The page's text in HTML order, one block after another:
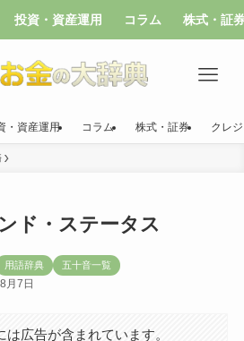
投資・資産運用 コラム 株式・証
・資産運用 コラム 株式・証券 クレ
ド・ステータス
用語辞典 五十音一覧
月7日
広告が含まれています。